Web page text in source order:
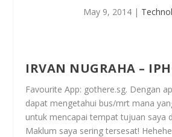
May 9, 2014 |
IRVAN NUGRAHA –
Favourite App: gothere.sg. Dengan
dapat mengetahui bus/mrt mana
untuk mencapai tempat tujuan saya
Maklum saya sering tersesat!